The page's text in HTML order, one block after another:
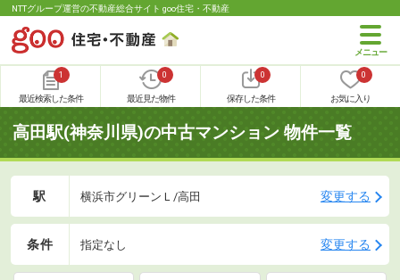
NTTグループ運営の不動産総合サイト goo住宅・不動産
1
最近検索した条件
0
最近見た物件
0
保存した条件
0
お気に入り
高田駅(神奈川県)の中古マンション 物件一覧
駅 横浜市グリーンＬ/高田 変更する
条件 指定なし 変更する